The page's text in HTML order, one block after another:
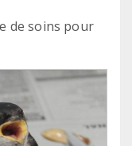
de soins pour